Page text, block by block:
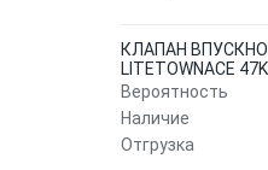
КЛАПАН
LITETOWNACE 47K
Вероятность
Наличие
Отгрузка